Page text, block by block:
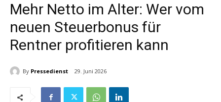
Mehr Netto im Alter: Wer vom
neuen Steuerbonus für
Rentner profitieren kann
By Pressedienst 29. Juni 2026